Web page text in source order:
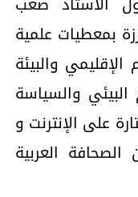
بمعطيات علمية
الإقليمي والبيئة
البيئي والسياسة
على الإنترنت و
العربية